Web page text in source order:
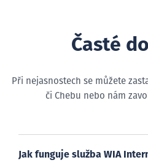
Časté
Při nejasnostech se můžete
či Chebu nebo nám
Jak funguje služba WIA